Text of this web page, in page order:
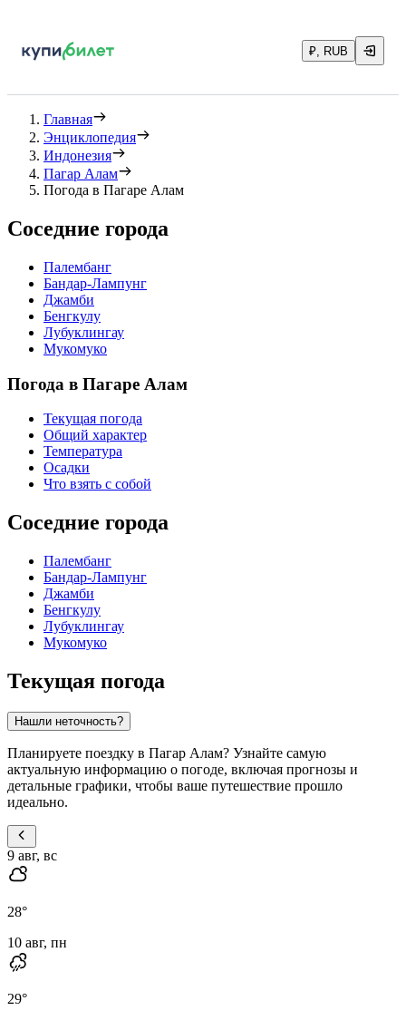
₽, RUB
Главная
Энциклопедия
Индонезия
Пагар Алам
Погода в Пагаре Алам
Соседние города
Палембанг
Бандар-Лампунг
Джамби
Бенгкулу
Лубуклингау
Мукомуко
Погода в Пагаре Алам
Текущая погода
Общий характер
Температура
Осадки
Что взять с собой
Соседние города
Палембанг
Бандар-Лампунг
Джамби
Бенгкулу
Лубуклингау
Мукомуко
Текущая погода
Нашли неточность?
Планируете поездку в Пагар Алам? Узнайте самую
актуальную информацию о погоде, включая прогнозы и
детальные графики, чтобы ваше путешествие прошло
идеально.
9 авг, вс
28°
10 авг, пн
29°